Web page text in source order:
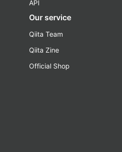
API
Our service
Qiita Team
Qiita Zine
Official Shop